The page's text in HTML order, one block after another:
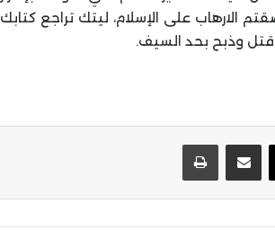
الارهاب على الإسلام، ليتك تراجع كتابك
مشاركة عبر البريد